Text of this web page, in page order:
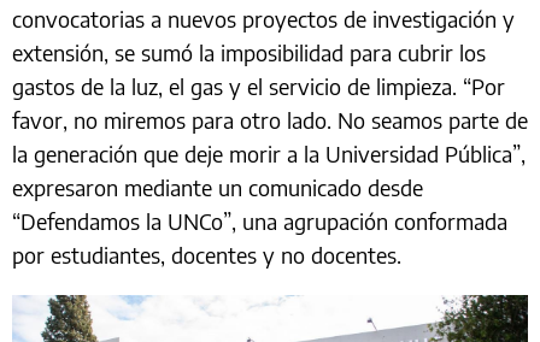
convocatorias a nuevos proyectos de investigación y
extensión, se sumó la imposibilidad para cubrir los
gastos de la luz, el gas y el servicio de limpieza. “Por
favor, no miremos para otro lado. No seamos parte de
la generación que deje morir a la Universidad Pública”,
expresaron mediante un comunicado desde
“Defendamos la UNCo”, una agrupación conformada
por estudiantes, docentes y no docentes.